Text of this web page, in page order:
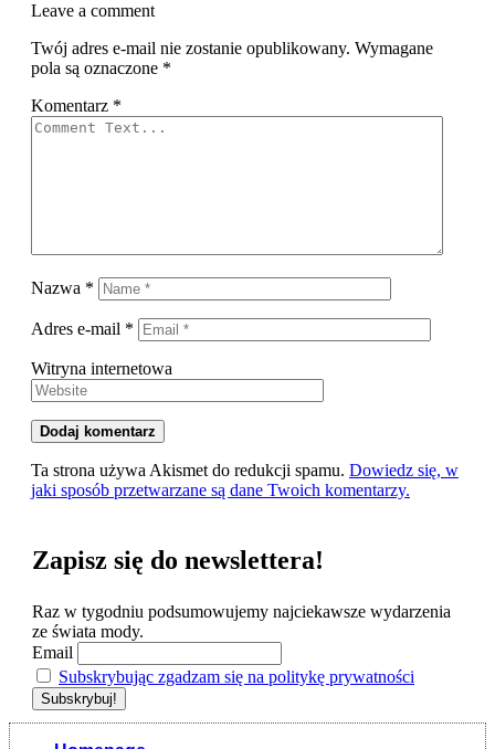
Leave a comment
Twój adres e-mail nie zostanie opublikowany. Wymagane
pola są oznaczone *
Komentarz *
Nazwa *
Adres e-mail *
Witryna internetowa
Ta strona używa Akismet do redukcji spamu. Dowiedz się, w
jaki sposób przetwarzane są dane Twoich komentarzy.
Zapisz się do newslettera!
Raz w tygodniu podsumowujemy najciekawsze wydarzenia
ze świata mody.
Email
Subskrybując zgadzam się na politykę prywatności